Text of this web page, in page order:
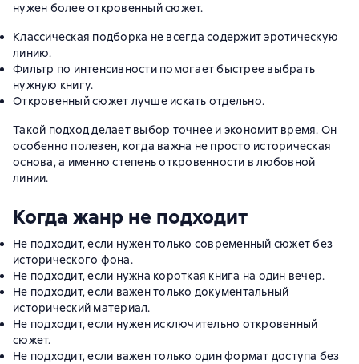
нужен более откровенный сюжет.
Классическая подборка не всегда содержит эротическую
линию.
Фильтр по интенсивности помогает быстрее выбрать
нужную книгу.
Откровенный сюжет лучше искать отдельно.
Такой подход делает выбор точнее и экономит время. Он
особенно полезен, когда важна не просто историческая
основа, а именно степень откровенности в любовной
линии.
Когда жанр не подходит
Не подходит, если нужен только современный сюжет без
исторического фона.
Не подходит, если нужна короткая книга на один вечер.
Не подходит, если важен только документальный
исторический материал.
Не подходит, если нужен исключительно откровенный
сюжет.
Не подходит, если важен только один формат доступа без